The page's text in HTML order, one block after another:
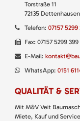
Torstraße 11
72135 Dettenhausen
Telefon: 07157 5299
Fax: 07157 5299 399
E-Mail:
WhatsApp: 0151
QUALITÄT &
Mit M&V Veit
Miete, Kauf und